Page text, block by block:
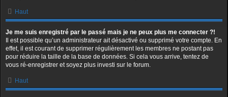
Haut
Je me suis enregistré par le passé mais je ne peux plus me connecter ?!
Il est possible qu’un administrateur ait désactivé ou supprimé votre compte. En
effet, il est courant de supprimer régulièrement les membres ne postant pas
pour réduire la taille de la base de données. Si cela vous arrive, tentez de
vous ré-enregistrer et soyez plus investi sur le forum.
Haut